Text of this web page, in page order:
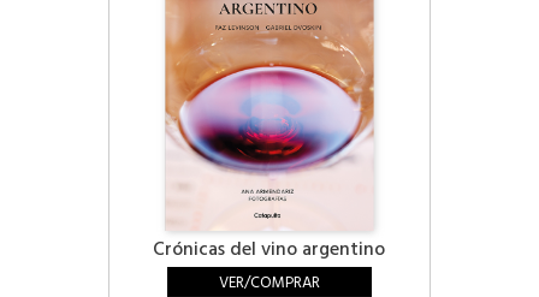
Crónicas del vino argentino
VER/COMPRAR